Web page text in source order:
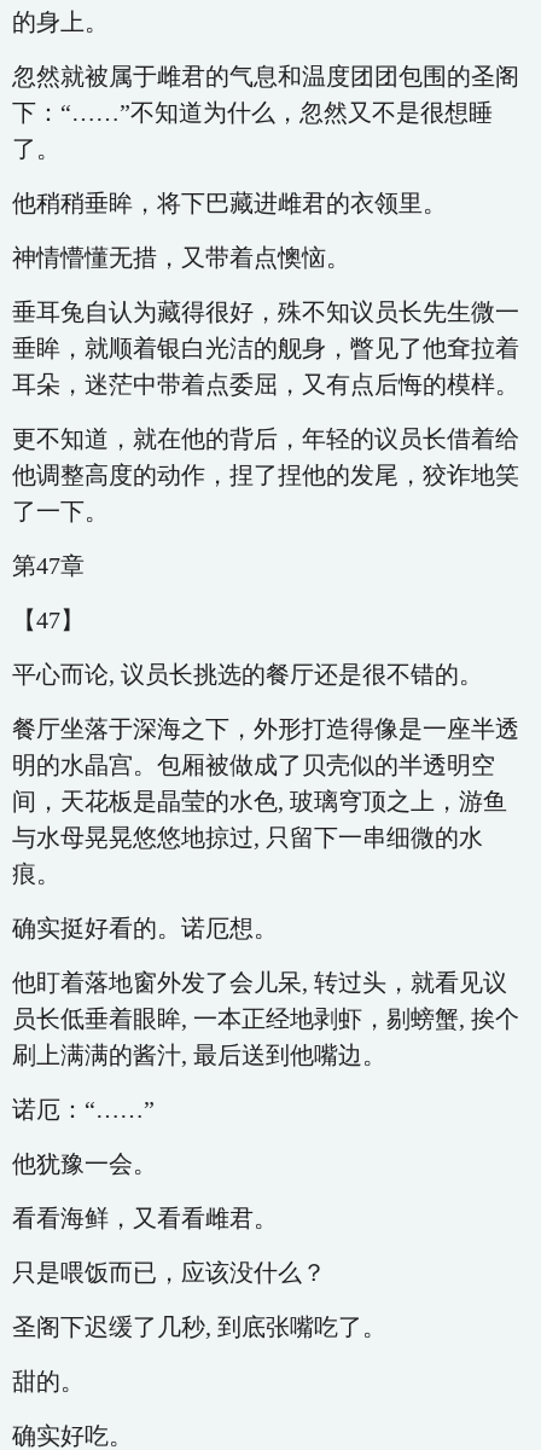
的身上。
忽然就被属于雌君的气息和温度团团包围的圣阁
下：“……”不知道为什么，忽然又不是很想睡
了。
他稍稍垂眸，将下巴藏进雌君的衣领里。
神情懵懂无措，又带着点懊恼。
垂耳兔自认为藏得很好，殊不知议员长先生微一
垂眸，就顺着银白光洁的舰身，瞥见了他耷拉着
耳朵，迷茫中带着点委屈，又有点后悔的模样。
更不知道，就在他的背后，年轻的议员长借着给
他调整高度的动作，捏了捏他的发尾，狡诈地笑
了一下。
第47章
【47】
平心而论, 议员长挑选的餐厅还是很不错的。
餐厅坐落于深海之下，外形打造得像是一座半透
明的水晶宫。包厢被做成了贝壳似的半透明空
间，天花板是晶莹的水色, 玻璃穹顶之上，游鱼
与水母晃晃悠悠地掠过, 只留下一串细微的水
痕。
确实挺好看的。诺厄想。
他盯着落地窗外发了会儿呆, 转过头，就看见议
员长低垂着眼眸, 一本正经地剥虾，剔螃蟹, 挨个
刷上满满的酱汁, 最后送到他嘴边。
诺厄：“……”
他犹豫一会。
看看海鲜，又看看雌君。
只是喂饭而已，应该没什么？
圣阁下迟缓了几秒, 到底张嘴吃了。
甜的。
确实好吃。